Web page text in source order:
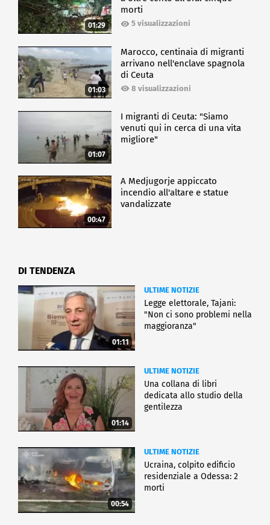
01:29
morti
5 visualizzazioni
01:03
Marocco, centinaia di migranti
arrivano nell'enclave spagnola
di Ceuta
8 visualizzazioni
01:07
I migranti di Ceuta: "Siamo
venuti qui in cerca di una vita
migliore"
00:47
A Medjugorje appiccato
incendio all'altare e statue
vandalizzate
DI TENDENZA
01:11
ULTIME NOTIZIE
Legge elettorale, Tajani:
"Non ci sono problemi nella
maggioranza"
01:14
ULTIME NOTIZIE
Una collana di libri
dedicata allo studio della
gentilezza
00:54
ULTIME NOTIZIE
Ucraina, colpito edificio
residenziale a Odessa: 2
morti